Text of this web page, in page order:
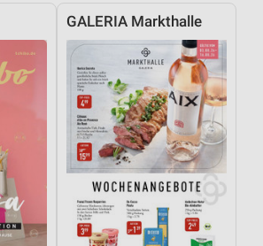
GALERIA Markthalle
zur Auswahl
zur Personalisierung
zur Auswahl
von Inhalten